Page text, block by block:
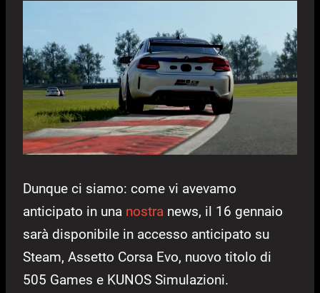
Dunque ci siamo: come vi avevamo
anticipato in una nostra news, il 16 gennaio
sarà disponibile in accesso anticipato su
Steam, Assetto Corsa Evo, nuovo titolo di
505 Games e KUNOS Simulazioni.